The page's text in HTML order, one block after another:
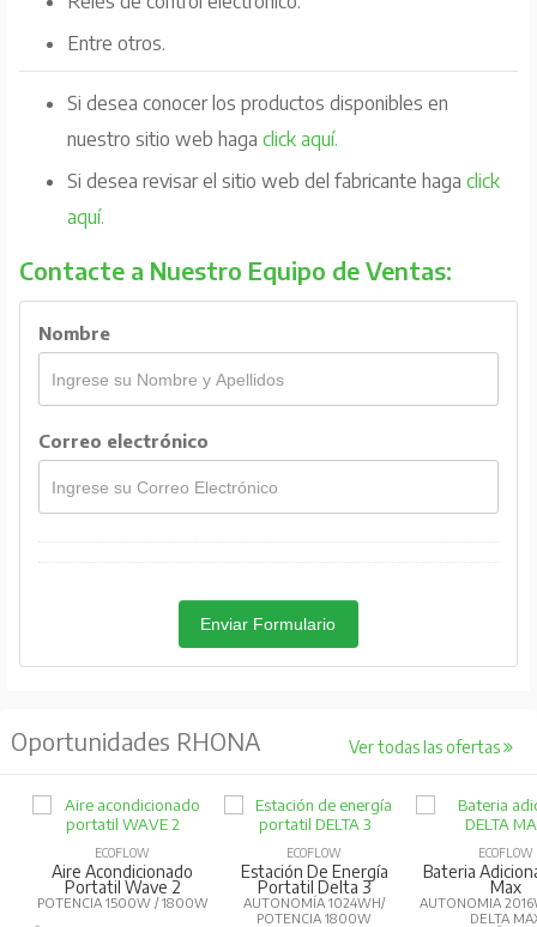
Entre otros.
Si desea conocer los productos disponibles en
nuestro sitio web haga click aquí.
Si desea revisar el sitio web del fabricante haga click
aquí.
Contacte a Nuestro Equipo de Ventas:
Nombre
Correo electrónico
Enviar Formulario
Oportunidades RHONA Ver todas las ofertas
ECOFLOW
Aire Acondicionado
Portatil Wave 2
POTENCIA 1500W / 1800W
ECOFLOW
Estación De Energía
Portatil Delta 3
AUTONOMÍA 1024WH/
POTENCIA 1800W
ECOFLOW
Bateria
Max
AUTONOMIA
DELTA